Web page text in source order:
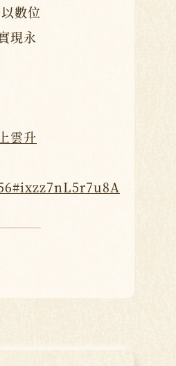
數位
現永
雲升